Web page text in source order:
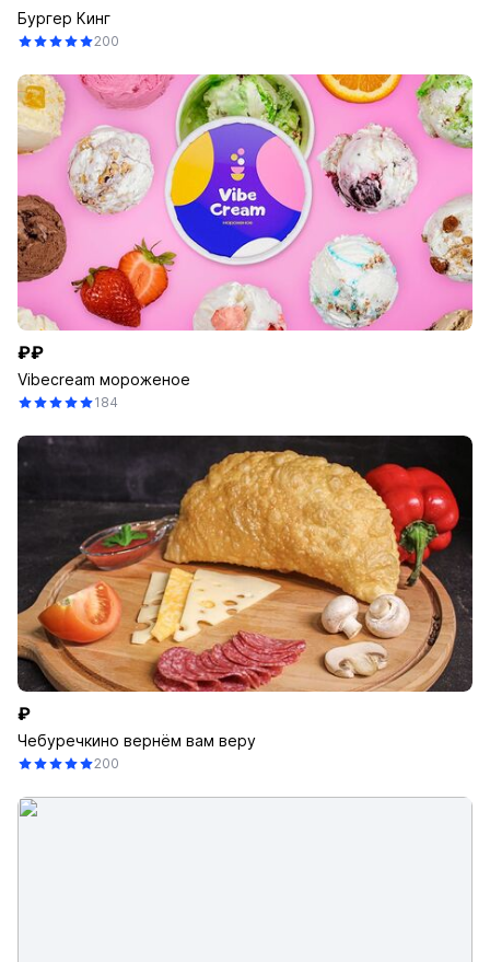
Бургер Кинг
200
₽₽
Vibecream мороженое
184
₽
Чебуречкино вернём вам веру
200